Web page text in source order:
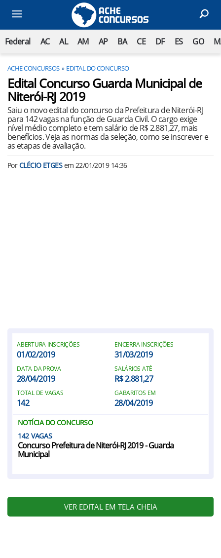
Federal AC AL AM AP BA CE DF ES GO
ACHE CONCURSOS EDITAL DO CONCURSO
Edital Concurso Guarda Municipal de
Niterói-RJ 2019
Saiu o novo edital do concurso da Prefeitura de Niterói-RJ
para 142 vagas na função de Guarda Civil. O cargo exige
nível médio completo e tem salário de R$ 2.881,27, mais
benefícios. Veja as normas da seleção, como se inscrever e
as etapas de avaliação.
PorCLÉCIO ETGESem 22/01/2019 14:36
ABERTURA INSCRIÇÕES
01/02/2019
ENCERRA INSCRIÇÕES
31/03/2019
DATA DA PROVA
28/04/2019
SALÁRIOS ATÉ
R$ 2.881,27
TOTAL DE VAGAS
142
GABARITOS EM
28/04/2019
NOTÍCIA DO CONCURSO
142
Concurso Prefeitura de Niterói-RJ 2019 - Guarda
Municipal
VER EDITAL EM TELA CHEIA